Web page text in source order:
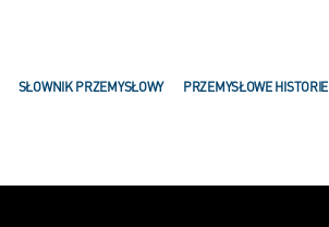
SŁOWNIK PRZEMYSŁOWY PRZEMYSŁOWE HISTORIE